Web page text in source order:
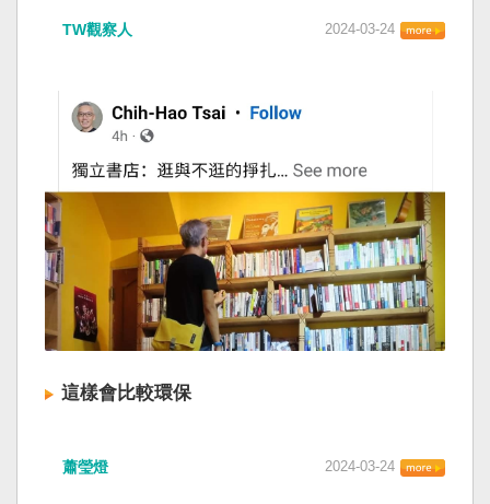
TW觀察人 2024-03-24
這樣會比較環保
蕭瑩燈 2024-03-24